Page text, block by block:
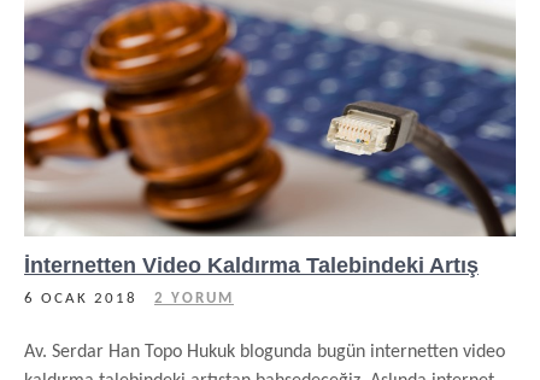
İnternetten Video Kaldırma Talebindeki Artış
6 OCAK 2018 2 YORUM
Av. Serdar Han Topo Hukuk blogunda bugün internetten video